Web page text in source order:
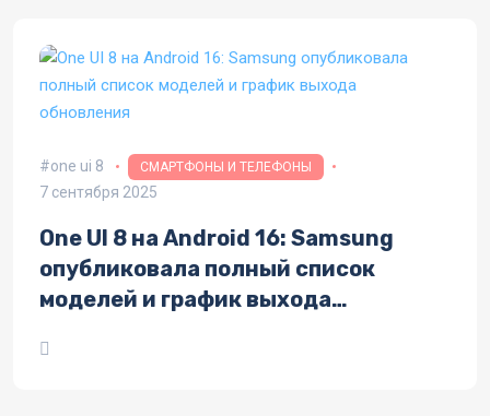
one ui 8 СМАРТФОНЫ И ТЕЛЕФОНЫ
7 сентября 2025
One UI 8 на Android 16: Samsung
опубликовала полный список
моделей и график выхода